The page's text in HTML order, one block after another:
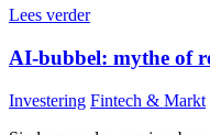
Lees verder
AI-bubbel: mythe of
Investering Fintech & Markt